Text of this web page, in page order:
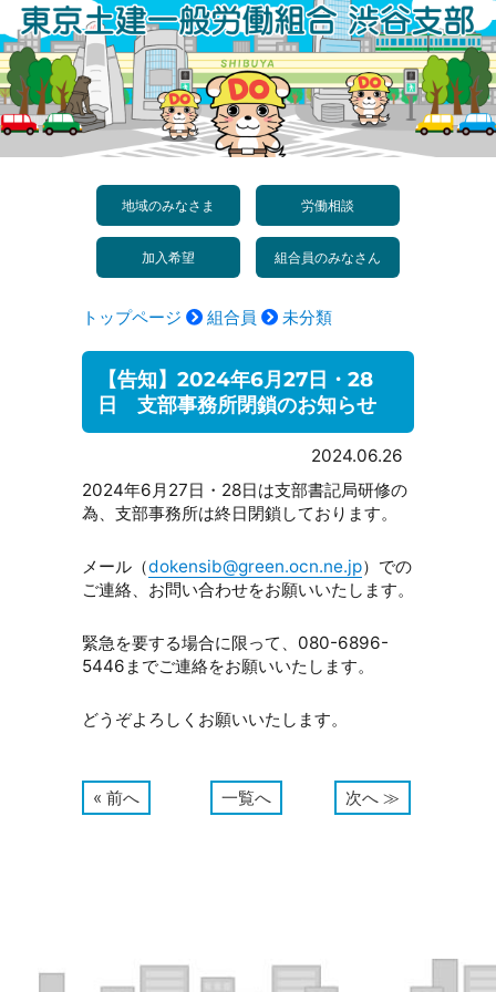
ン
テ
ン
ツ
地域のみなさま 労働相談
加入希望 組合員のみなさん
トップページ 組合員 未分類
【告知】2024年6月27日・28
日 支部事務所閉鎖のお知らせ
2024.06.26
2024年6月27日・28日は支部書記局研修の
為、支部事務所は終日閉鎖しております。
メール（dokensib@green.ocn.ne.jp）での
ご連絡、お問い合わせをお願いいたします。
緊急を要する場合に限って、080-6896-
5446までご連絡をお願いいたします。
どうぞよろしくお願いいたします。
« 前へ 一覧へ 次へ ≫